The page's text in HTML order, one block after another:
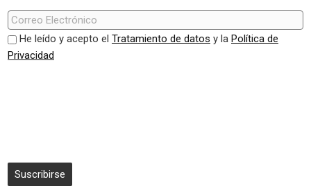
He leído y acepto el Tratamiento de datos y la Política de
Privacidad